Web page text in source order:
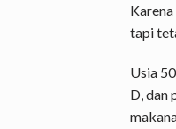
tapi
Usia
D, dan